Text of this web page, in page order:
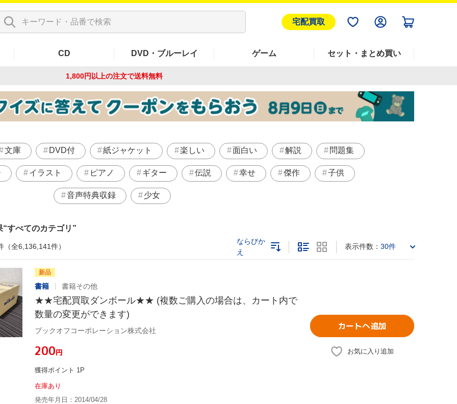
宅配買取
CD DVD・ブルーレイ ゲーム セット・まとめ買い
1,800円以上の注文で送料無料
文庫 DVD付 紙ジャケット 楽しい 面白い 解説 問題集
イラスト ピアノ ギター 伝説 幸せ 傑作 子供
音声特典収録 少女
すべてのカテゴリ
（全6,136,141件）
ならびか
え
表示件数： 30件
新品
書籍 書籍その他
★★宅配買取ダンボール★★ (複数ご購入の場合は、カート内で
数量の変更ができます)
ブックオフコーポレーション株式会社
¥200円
獲得ポイント 1P
在庫あり
発売年月日：2014/04/28
カートへ追加
お気に入り追加